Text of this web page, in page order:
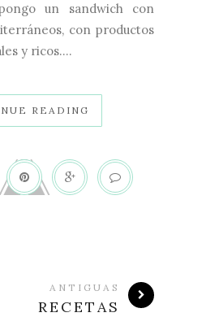
un sandwich con
con productos
y ricos....
READING
ANTIGUAS
RECETAS